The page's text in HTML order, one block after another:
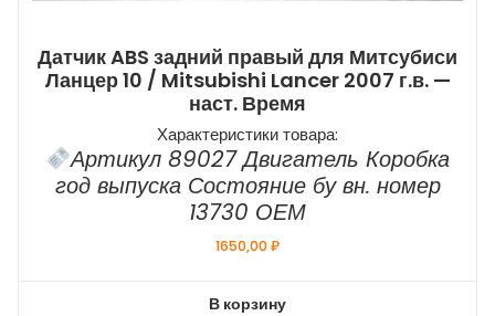
Датчик ABS задний правый для Митсубиси
Ланцер 10 / Mitsubishi Lancer 2007 г.в. —
наст. Время
Характеристики товара:
Артикул 89027 Двигатель Коробка
год выпуска Состояние бу вн. номер
13730 ОЕМ
1650,00₽
В корзину